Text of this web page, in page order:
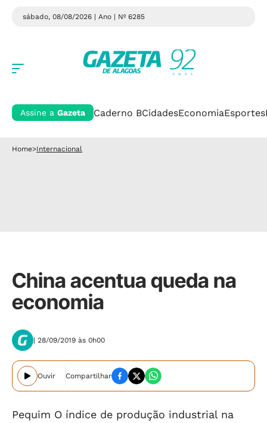
sábado, 08/08/2026 | Ano | Nº 6285
Assine a Gazeta Caderno BCidadesEconomiaEsportes
Home>Internacional
China acentua queda na
economia
| 28/09/2019 às 0h00
Ouvir Compartilhar
Pequim O índice de produção industrial na